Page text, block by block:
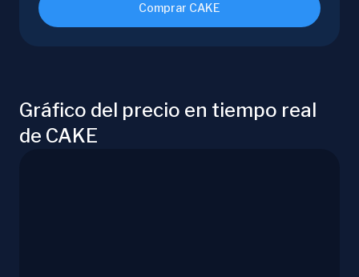
Comprar CAKE
Gráfico del precio en tiempo real
de CAKE